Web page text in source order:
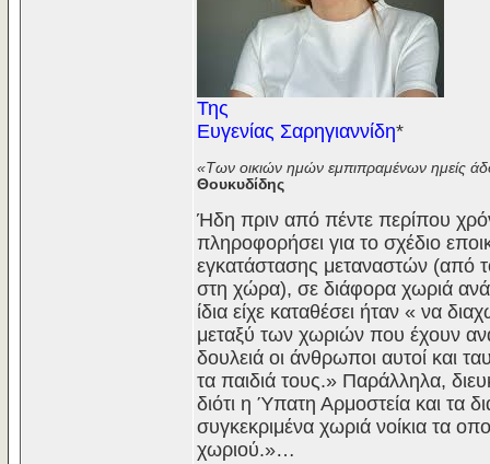
Της
Ευγενίας Σαρηγιαννίδη*
«Των οικιών ημών εμπιπραμένων ημείς
Θουκυδίδης
Ήδη πριν από πέντε περίπου
πληροφορήσει για το σχέδιο
εγκατάστασης μεταναστών (από
στη χώρα), σε διάφορα χωριά ανά
ίδια είχε καταθέσει ήταν « να
μεταξύ των χωριών που έχουν
δουλειά οι άνθρωποι αυτοί και
τα παιδιά τους.» Παράλληλα,
διότι η Ύπατη Αρμοστεία και
συγκεκριμένα χωριά νοίκια τα
χωριού.»…